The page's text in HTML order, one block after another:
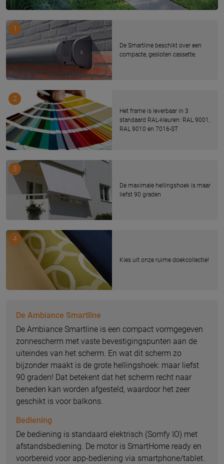
De Smartline beschikt over een
compacte, gesloten cassette.
1
Het frame is leverbaar in 3
standaard RAL-kleuren: RAL 9001,
RAL 9010 en 7016-ST
2
De maximale hellingshoek is maar
liefst 90 graden
3
Kies uit onze ruime doekcollectie!
4
De Ambiance Smartline
De Ambiance Smartline is een compact vormgegeven
zonnescherm met vaste bevestigingspunten aan de
uiteindes van het scherm. En wat dit scherm zo
bijzonder maakt is de grote hellingshoek: maar liefst
90 graden! Dat betekent dat het scherm recht naar
beneden kan worden afgesteld, waardoor het zeer
geschikt is voor balkons.
Bediening
De bediening is standaard elektrisch (Somfy IO) met
afstandsbediening. De motor is SmartHome ready en
voorbereid voor app-bediening via smartphone/tablet.